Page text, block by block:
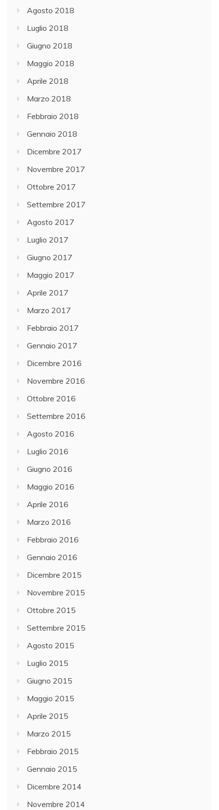
Agosto 2018
Luglio 2018
Giugno 2018
Maggio 2018
Aprile 2018
Marzo 2018
Febbraio 2018
Gennaio 2018
Dicembre 2017
Novembre 2017
Ottobre 2017
Settembre 2017
Agosto 2017
Luglio 2017
Giugno 2017
Maggio 2017
Aprile 2017
Marzo 2017
Febbraio 2017
Gennaio 2017
Dicembre 2016
Novembre 2016
Ottobre 2016
Settembre 2016
Agosto 2016
Luglio 2016
Giugno 2016
Maggio 2016
Aprile 2016
Marzo 2016
Febbraio 2016
Gennaio 2016
Dicembre 2015
Novembre 2015
Ottobre 2015
Settembre 2015
Agosto 2015
Luglio 2015
Giugno 2015
Maggio 2015
Aprile 2015
Marzo 2015
Febbraio 2015
Gennaio 2015
Dicembre 2014
Novembre 2014